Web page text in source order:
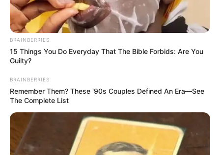
FILM
Sedih Hingga Lucu, Ini 5
Rekomendasi Film yang Pernah
Dibintangi D.O EXO
BRAINBERRIES
15 Things You Do Everyday That The Bible Forbids: Are You
Guilty?
BRAINBERRIES
Remember Them? These '90s Couples Defined An Era—See
The Complete List